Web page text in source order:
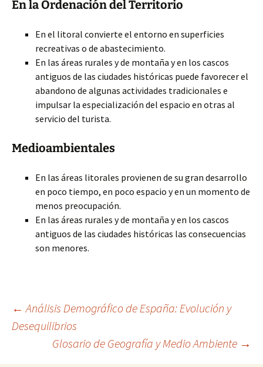
En la Ordenación del Territorio
En el litoral convierte el entorno en superficies
recreativas o de abastecimiento.
En las áreas rurales y de montaña y en los cascos
antiguos de las ciudades históricas puede favorecer el
abandono de algunas actividades tradicionales e
impulsar la especialización del espacio en otras al
servicio del turista.
Medioambientales
En las áreas litorales provienen de su gran desarrollo
en poco tiempo, en poco espacio y en un momento de
menos preocupación.
En las áreas rurales y de montaña y en los cascos
antiguos de las ciudades históricas las consecuencias
son menores.
Navegación
← Análisis Demográfico de España: Evolución y
Desequilibrios
Glosario de Geografía y Medio Ambiente →